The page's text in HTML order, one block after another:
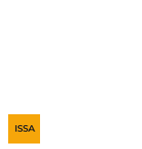
ISSA